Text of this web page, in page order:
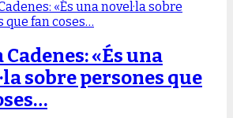
«És una
sobre persones que